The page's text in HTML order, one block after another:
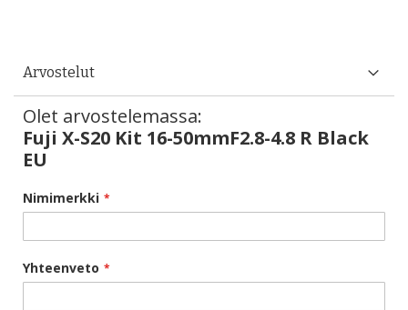
Arvostelut
Olet arvostelemassa:
Fuji X-S20 Kit 16-50mmF2.8-4.8 R Black
EU
Nimimerkki
Yhteenveto